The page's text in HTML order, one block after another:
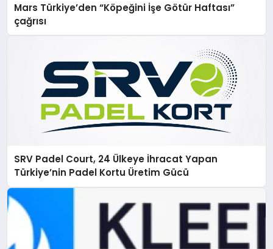
Mars Türkiye’den “Köpeğini İşe Götür Haftası”
çağrısı
SRV Padel Court, 24 Ülkeye İhracat Yapan
Türkiye’nin Padel Kortu Üretim Gücü